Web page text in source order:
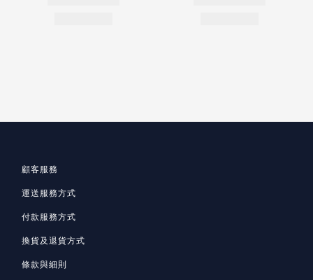
顧客服務
運送服務方式
付款服務方式
換貨及退貨方式
條款與細則